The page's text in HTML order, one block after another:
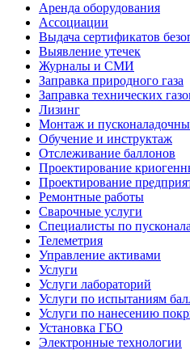
Аренда оборудования
Ассоциации
Выдача сертификатов
Выявление утечек
Журналы и СМИ
Заправка природного газа
Заправка технических
Лизинг
Монтаж и
Обучение и инструктаж
Отслеживание баллонов
Проектирование
Проектирование
Ремонтные работы
Сварочные услуги
Специалисты по
Телеметрия
Управление активами
Услуги
Услуги лабораторий
Услуги по испытаниям
Услуги по нанесению
Установка ГБО
Электронные технологии